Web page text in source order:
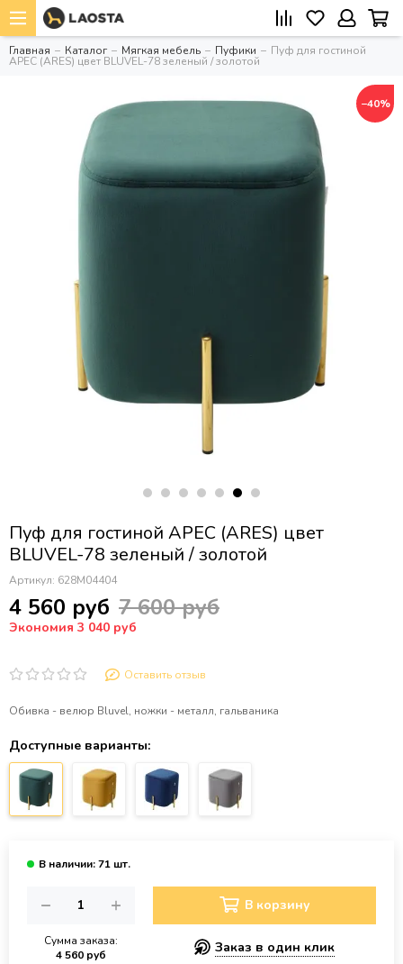
Главная Каталог Мягкая мебель Пуфики Пуф для гостиной
АРЕС (ARES) цвет BLUVEL-78 зеленый / золотой
−40%
Пуф для гостиной АРЕС (ARES) цвет
BLUVEL-78 зеленый / золотой
Артикул: 628M04404
4 560 руб 7 600 руб
Экономия 3 040 руб
Оставить отзыв
Обивка - велюр Bluvel, ножки - металл, гальваника
Доступные варианты:
Сумма заказа:
4 560 руб
В корзину
Заказ в один клик